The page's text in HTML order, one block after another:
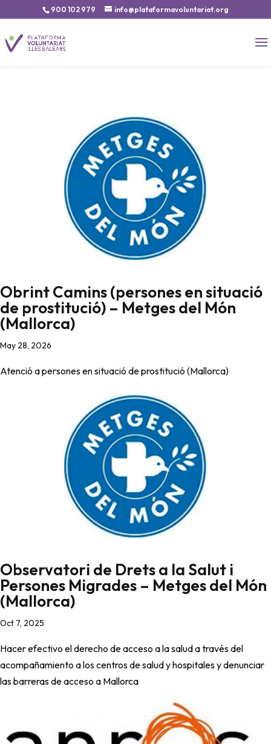
900 102 979 info@plataformavoluntariat.org
Obrint Camins (persones en situació
de prostitució) – Metges del Món
(Mallorca)
May 28, 2026
Atenció a persones en situació de prostitució (Mallorca)
Observatori de Drets a la Salut i
Persones Migrades – Metges del Món
(Mallorca)
Oct 7, 2025
Hacer efectivo el derecho de acceso a la salud a través del
acompañamiento a los centros de salud y hospitales y denunciar
las barreras de acceso a Mallorca